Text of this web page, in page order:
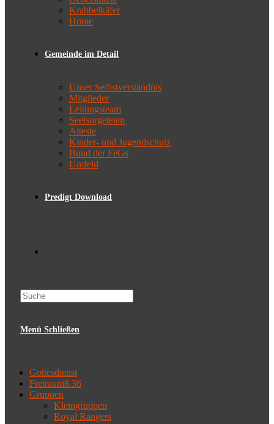
Krabbelkäfer
Home
Gemeinde im Detail
Unser Selbstverständnis
Mitglieder
Leitungsteam
Seelsorgeteam
Älteste
Kinder- und Jugendschutz
Bund der FeGs
Umfeld
Predigt Download
Menü Schließen
Gottesdienst
Freiraum8.36
Gruppen
Kleingruppen
Royal Rangers